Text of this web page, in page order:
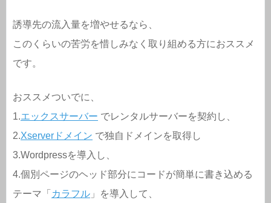
誘導先の流入量を増やせるなら、
このくらいの苦労を惜しみなく取り組める方におススメ
です。
おススメついでに、
1.エックスサーバー でレンタルサーバーを契約し、
2.Xserverドメイン で独自ドメインを取得し
3.Wordpressを導入し、
4.個別ページのヘッド部分にコードが簡単に書き込める
テーマ「 カラフル 」を導入して、